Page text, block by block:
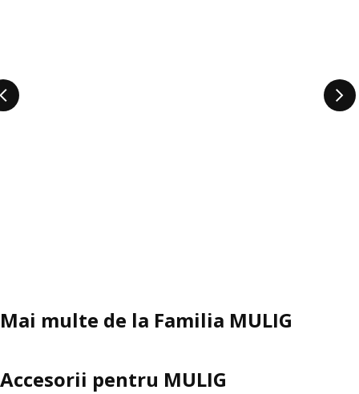
Mai multe de la Familia MULIG
Accesorii pentru MULIG